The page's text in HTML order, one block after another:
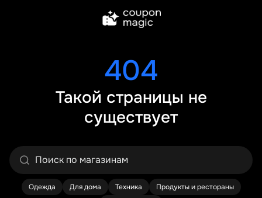
404
Такой страницы не
существует
Одежда Для дома Техника
Продукты и рестораны